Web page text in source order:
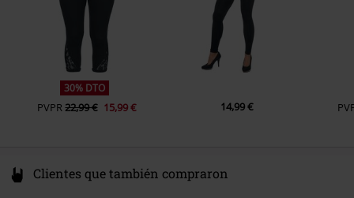
30% DTO
PVPR22,99 € 15,99 € 14,99 €
Clientes que también compraron